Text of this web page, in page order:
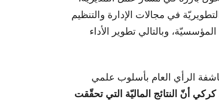
في مجالات الإدارة والتنظيم
وبالتالي تطوير الأداء
الرأي العام بأسلوب علمي
أنّ النتائج الماليّة التي تحقّقت